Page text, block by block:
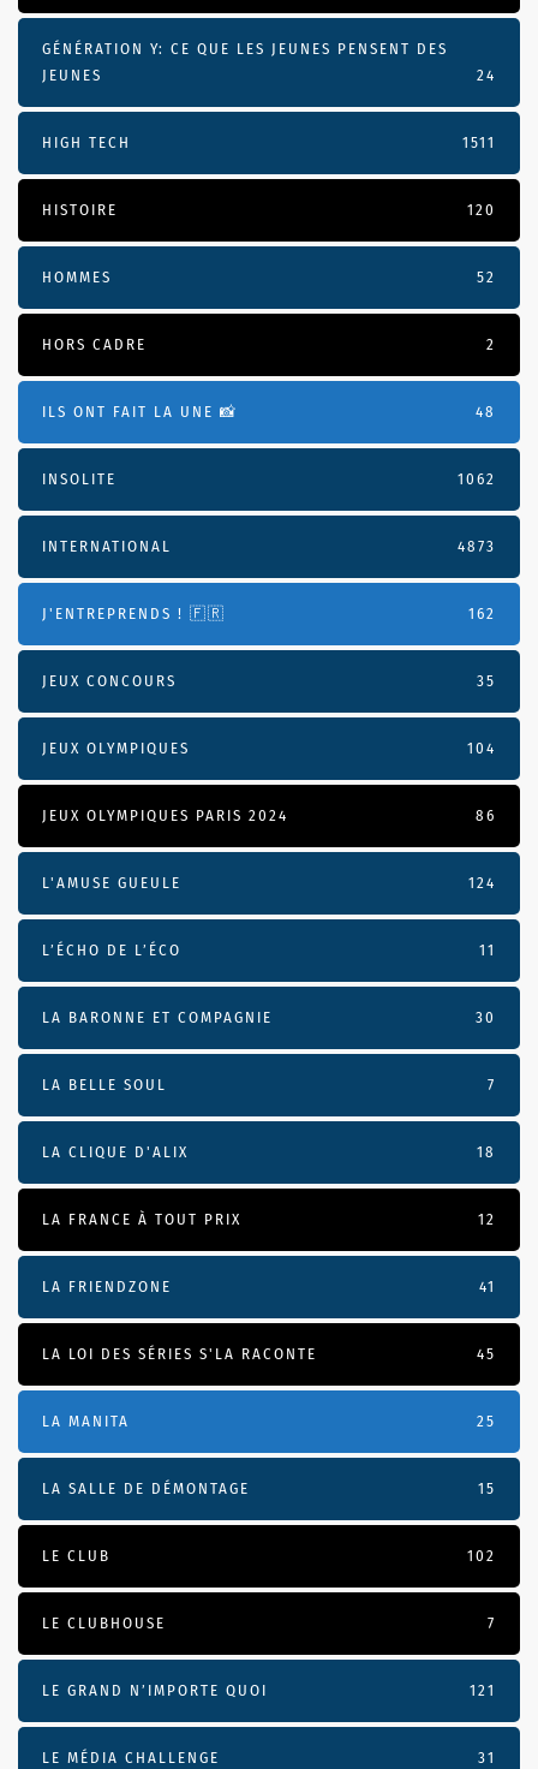
GÉNÉRATION Y: CE QUE LES JEUNES PENSENT DES
JEUNES
24
HIGH TECH 1511
HISTOIRE 120
HOMMES 52
HORS CADRE 2
ILS ONT FAIT LA UNE 📸 48
INSOLITE 1062
INTERNATIONAL 4873
J'ENTREPRENDS ! 🇫🇷 162
JEUX CONCOURS 35
JEUX OLYMPIQUES 104
JEUX OLYMPIQUES PARIS 2024 86
L'AMUSE GUEULE 124
L’ÉCHO DE L’ÉCO 11
LA BARONNE ET COMPAGNIE 30
LA BELLE SOUL 7
LA CLIQUE D'ALIX 18
LA FRANCE À TOUT PRIX 12
LA FRIENDZONE 41
LA LOI DES SÉRIES S'LA RACONTE 45
LA MANITA 25
LA SALLE DE DÉMONTAGE 15
LE CLUB 102
LE CLUBHOUSE 7
LE GRAND N’IMPORTE QUOI 121
LE MÉDIA CHALLENGE 31